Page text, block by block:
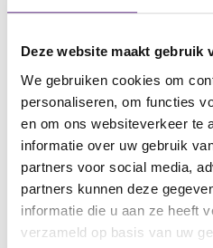
Deze website maakt gebruik
We gebruiken cookies om
personaliseren, om functies
en om ons websiteverkeer te
informatie over uw gebruik
partners voor social media,
partners kunnen deze
informatie die u aan ze heeft
verzameld op basis van uw
geschreven blogs en
Gratis account
Heb je al een account?